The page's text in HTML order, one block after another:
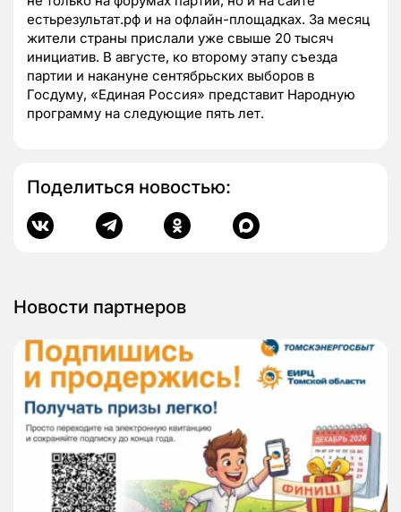
естьрезультат.рф и на офлайн-площадках. За месяц
жители страны прислали уже свыше 20 тысяч
инициатив. В августе, ко второму этапу съезда
партии и накануне сентябрьских выборов в
Госдуму, «Единая Россия» представит Народную
программу на следующие пять лет.
Поделиться новостью:
Новости партнеров